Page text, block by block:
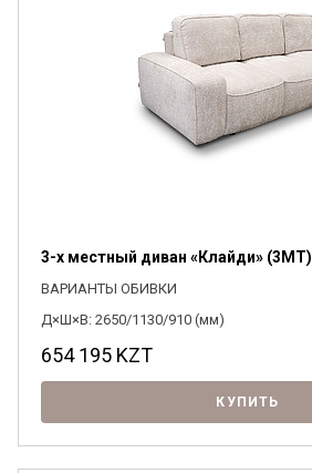
3-х местный диван «Клайди» (3MT)
ВАРИАНТЫ ОБИВКИ
Д×Ш×В: 2650/1130/910 (мм)
654 195 KZT
КУПИТЬ